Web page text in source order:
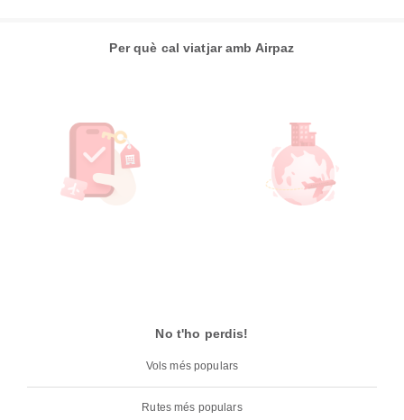
Per què cal viatjar amb Airpaz
No t'ho perdis!
Vols més populars
Rutes més populars